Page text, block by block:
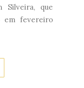
Silveira, que
em fevereiro